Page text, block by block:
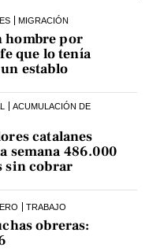
MIGRACIÓN
hombre por
que lo tenía
establo
ACUMULACIÓN DE
catalanes
semana 486.000
sin cobrar
TRABAJO
obreras: